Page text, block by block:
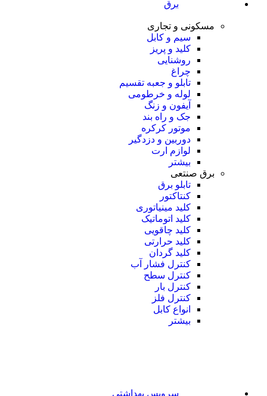
برق
مسکونی و تجاری
سیم و کابل
کلید و پریز
روشنایی
چراغ
تابلو و جعبه تقسیم
لوله و خرطومی
آیفون و زنگ
جک و راه بند
موتور کرکره
دوربین و دزدگیر
لوازم ارت
بیشتر
برق صنتعی
تابلو برق
کنتاکتور
کلید مینیاتوری
کلید اتوماتیک
کلید چاقویی
کلید حرارتی
کلید گردان
کنترل فشار آب
کنترل سطح
کنترل بار
کنترل فلز
انواع کابل
بیشتر
سرویس بهداشتی